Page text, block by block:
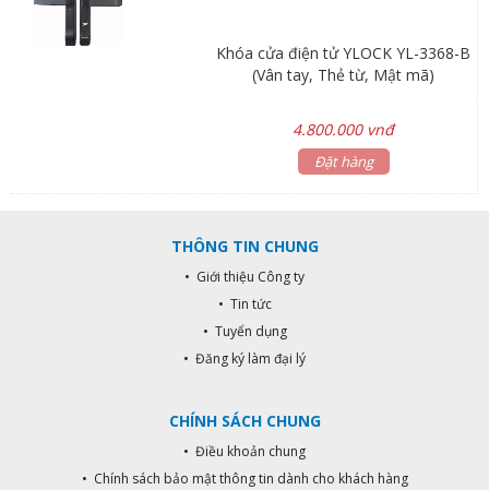
Khóa cửa điện tử YLOCK YL-3368-B
(Vân tay, Thẻ từ, Mật mã)
4.800.000 vnđ
Đặt hàng
THÔNG TIN CHUNG
• Giới thiệu Công ty
• Tin tức
• Tuyển dụng
• Đăng ký làm đại lý
CHÍNH SÁCH CHUNG
• Điều khoản chung
• Chính sách bảo mật thông tin dành cho khách hàng